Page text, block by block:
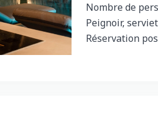
Nombre de
Peignoir,
Réservation